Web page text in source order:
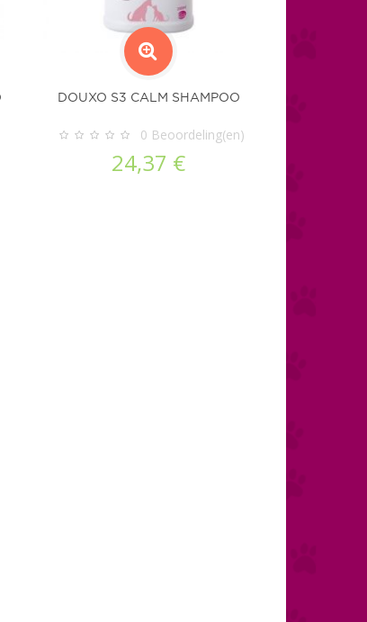
DOUXO S3 CALM SHAMPOO
0 Beoordeling(en)
24,37 €